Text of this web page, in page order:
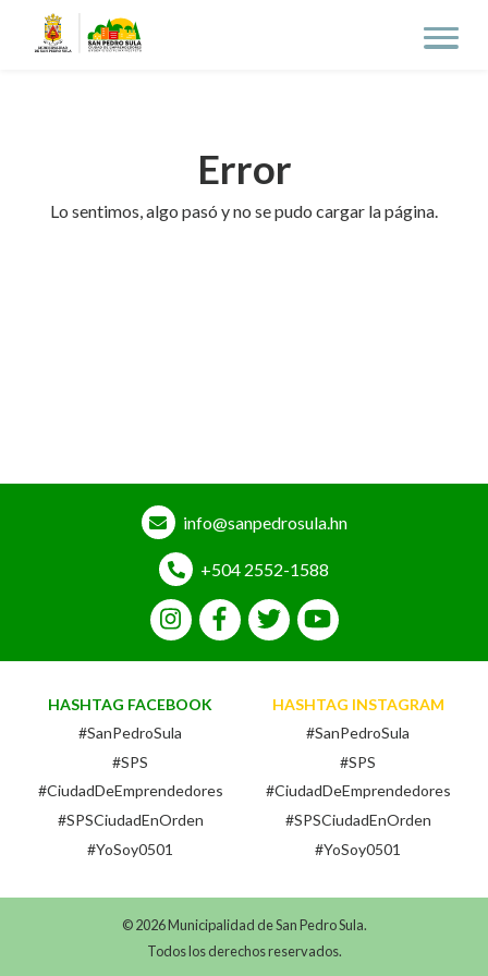
Error
Lo sentimos, algo pasó y no se pudo cargar la página.
info@sanpedrosula.hn
+504 2552-1588
HASHTAG FACEBOOK
#SanPedroSula
#SPS
#CiudadDeEmprendedores
#SPSCiudadEnOrden
#YoSoy0501
HASHTAG INSTAGRAM
#SanPedroSula
#SPS
#CiudadDeEmprendedores
#SPSCiudadEnOrden
#YoSoy0501
© 2026 Municipalidad de San Pedro Sula.
Todos los derechos reservados.